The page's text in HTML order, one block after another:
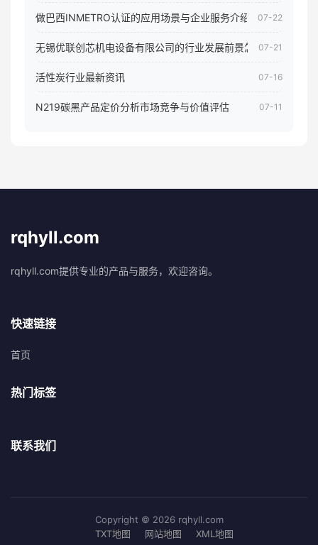
做巴西INMETRO认证的应用场景与企业服务介绍 07-22
无锡优联创芯机电设备有限公司的行业发展前景怎样07-21
活性炭行业最新资讯 07-16
N219碳黑产品定价分析市场竞争与价值评估 07-11
rqhyll.com
rqhyll.com提供专业的产品与服务，欢迎咨询。
快速链接
首页
热门标签
联系我们
Copyright © 2026 rqhyll.com
TXT地图
网站地图 XML地图